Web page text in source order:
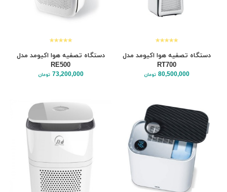
دستگاه تصفیه هوا اکیومد مدل
RT700
80,500,000 تومان
دستگاه تصفیه هوا اکیومد مدل
RE500
73,200,000 تومان